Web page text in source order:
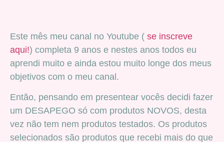
Este mês meu canal no Youtube ( se inscreve
aqui!) completa 9 anos e nestes anos todos eu
aprendi muito e ainda estou muito longe dos meus
objetivos com o meu canal.
Então, pensando em presentear vocês decidi fazer
um DESAPEGO só com produtos NOVOS, desta
vez não tem nem produtos testados. Os produtos
selecionados são produtos que recebi mais do que